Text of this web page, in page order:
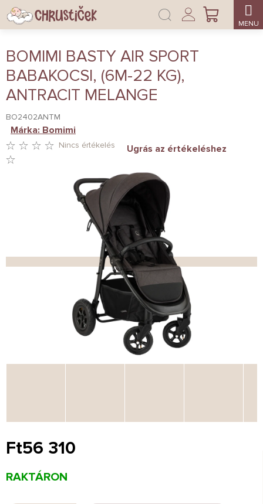
Ugrás
fő
KOSÁR
Bejelentkezés
BOMIMI BASTY AIR SPORT
BABAKOCSI, (6M-22 KG),
ANTRACIT MELANGE
BO2402ANTM
CSILLAG.
Nincs értékelés Ugrás az értékeléshez
Márka: Bomimi
Ft56 310
Egységár:
RAKTÁRON